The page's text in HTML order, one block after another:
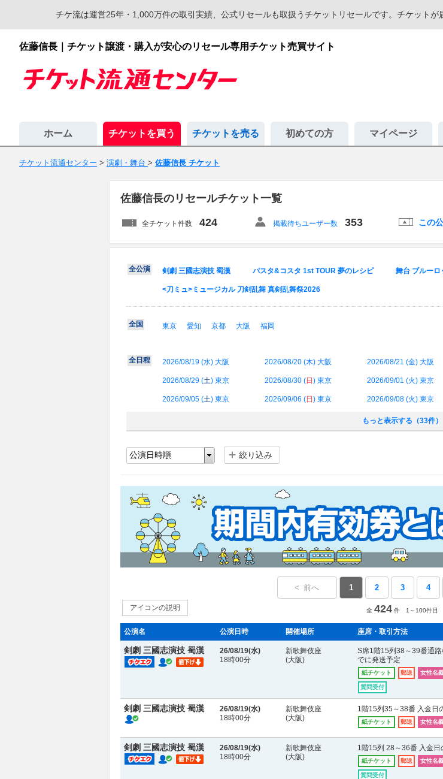
チケ流は運営25年・1,000万件の取引実績、公式リセールも取扱うチケットリセールです。チケット
佐藤信長｜チケット譲渡・購入が安心のリセール専用チケット売買サイト
ホーム チケットを買う チケットを売る 初めての方 マイページ
チケット流通センター > 演劇・舞台 > 佐藤信長 チケット
佐藤信長のリセールチケット一覧
全チケット件数 424 掲載待ちユーザー数 353 この
全公演 剣劇 三國志演技 蜀漢 パスタ&コスタ 1st TOUR 夢のレシピ 舞台 ブルーロ
<刀ミュ>ミュージカル 刀剣乱舞 真剣乱舞祭2026
全国 東京 愛知 京都 大阪 福岡
全日程 2026/08/19 (水) 大阪 2026/08/20 (木) 大阪 2026/08/21 (金) 大阪
2026/08/29 (土) 東京 2026/08/30 (日 ) 東京 2026/09/01 (火) 東京
2026/09/05 (土) 東京 2026/09/06 (日 ) 東京 2026/09/08 (火) 東京
もっと表示する（33件）
絞り込み
アイコンの説明
< 前へ 1 2 3 4
全 424 件 1～100件目
公演名 公演日時 開催場所 座席・取引方法
剣劇 三國志演技 蜀漢 26/08/19(水)
18時00分
新歌舞伎座
(大阪)
S席1階15列38～39番通
でに発送予定
紙チケット 郵送 女性名
質問受付
剣劇 三國志演技 蜀漢 26/08/19(水)
18時00分
新歌舞伎座
(大阪)
1階15列35～38番 入金日
紙チケット 郵送 女性名
剣劇 三國志演技 蜀漢 26/08/19(水)
18時00分
新歌舞伎座
(大阪)
1階15列 28～36番 入金
紙チケット 郵送 女性名
質問受付